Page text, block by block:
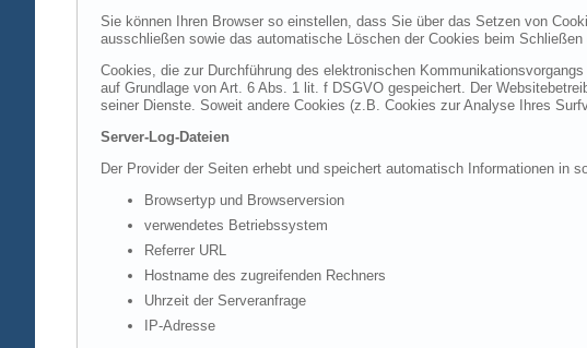
Sie können Ihren Browser so einstellen, dass Sie über das Setzen von
ausschließen sowie das automatische Löschen der Cookies beim
Cookies, die zur Durchführung des elektronischen
auf Grundlage von Art. 6 Abs. 1 lit. f DSGVO gespeichert. Der
seiner Dienste. Soweit andere Cookies (z.B. Cookies zur Analyse Ihres
Server-Log-Dateien
Der Provider der Seiten erhebt und speichert automatisch Informationen in
Browsertyp und Browserversion
verwendetes Betriebssystem
Referrer URL
Hostname des zugreifenden Rechners
Uhrzeit der Serveranfrage
IP-Adresse